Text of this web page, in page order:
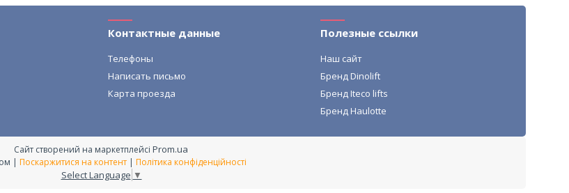
Контактные данные
Телефоны
Написать письмо
Карта проезда
Полезные ссылки
Наш сайт
Бренд Dinolift
Бренд Iteco lifts
Бренд Haulotte
Сайт створений на маркетплейсі Prom.ua
Технопідйом | Поскаржитися на контент | Політика конфіденційності
Select Language ▼